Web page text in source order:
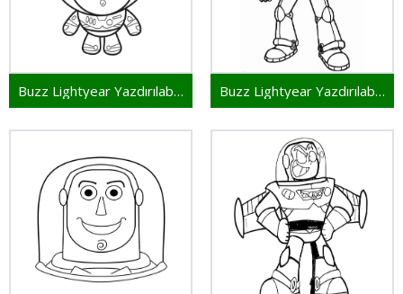
Buzz Lightyear Yazdırılabilir Görsel Buzz Lightyear Yazdırılabilir Çocuklar İçin